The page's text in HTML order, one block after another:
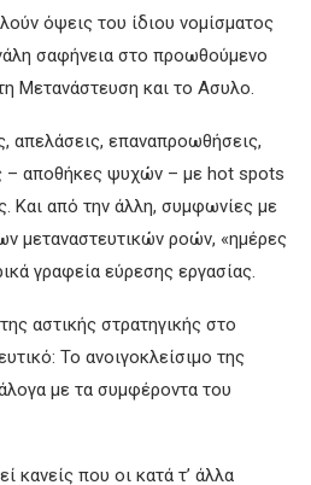
όψεις του ίδιου νομίσματος
σαφήνεια στο προωθούμενο
Μετανάστευση και το Ασυλο.
απελάσεις, επαναπροωθήσεις,
αποθήκες ψυχών – με hot spots
Και από την άλλη, συμφωνίες με
μεταναστευτικών ροών, «ημέρες
γραφεία εύρεσης εργασίας.
αστικής στρατηγικής στο
Το ανοιγοκλείσιμο της
με τα συμφέροντα του
κανείς που οι κατά τ’ άλλα